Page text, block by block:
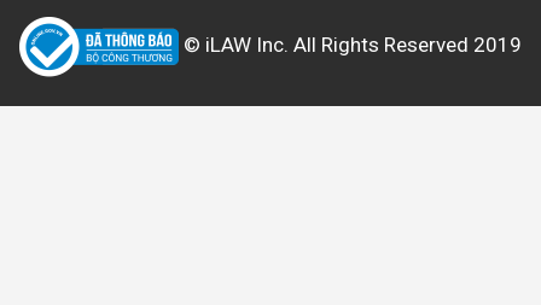
© iLAW Inc. All Rights Reserved 2019